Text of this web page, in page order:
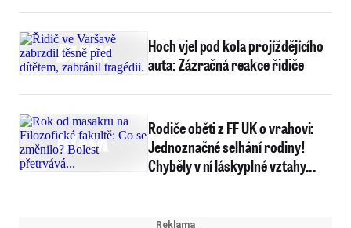
Hoch vjel pod kola projíždějícího
auta: Zázračná reakce řidiče
Rodiče oběti z FF UK o vrahovi:
Jednoznačné selhání rodiny!
Chyběly v ní láskyplné vztahy...